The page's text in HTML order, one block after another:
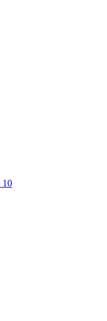
10